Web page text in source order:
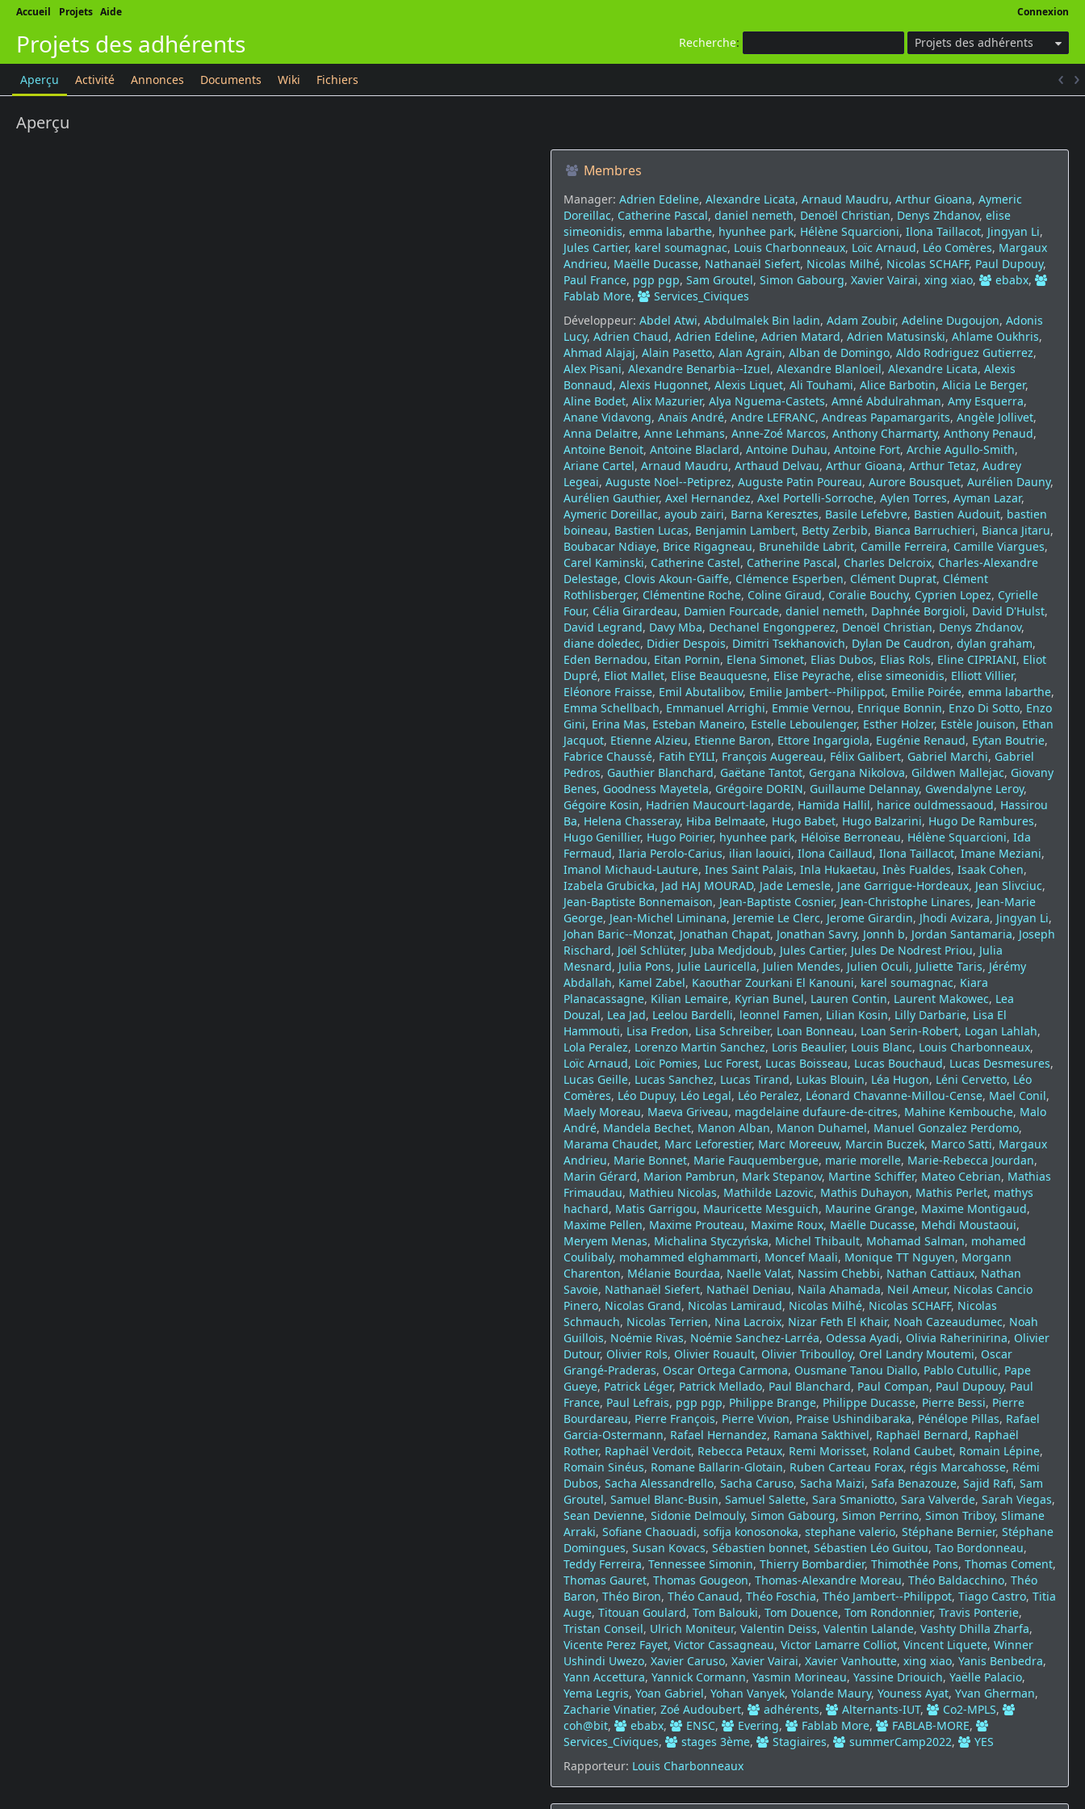
Connexion
Accueil Projets Aide
Recherche: Projets des adhérents
Projets des adhérents
Aperçu Activité Annonces Documents Wiki Fichiers
Aperçu
Membres
Manager: Adrien Edeline, Alexandre Licata, Arnaud Maudru, Arthur Gioana, Aymeric
Doreillac, Catherine Pascal, daniel nemeth, Denoël Christian, Denys Zhdanov, elise
simeonidis, emma labarthe, hyunhee park, Hélène Squarcioni, Ilona Taillacot, Jingyan Li,
Jules Cartier, karel soumagnac, Louis Charbonneaux, Loïc Arnaud, Léo Comères, Margaux
Andrieu, Maëlle Ducasse, Nathanaël Siefert, Nicolas Milhé, Nicolas SCHAFF, Paul Dupouy,
Paul France, pgp pgp, Sam Groutel, Simon Gabourg, Xavier Vairai, xing xiao, ebabx,
Fablab More,
Services_Civiques
Développeur: Abdel Atwi, Abdulmalek Bin ladin, Adam Zoubir, Adeline Dugoujon, Adonis
Lucy, Adrien Chaud, Adrien Edeline, Adrien Matard, Adrien Matusinski, Ahlame Oukhris,
Ahmad Alajaj, Alain Pasetto, Alan Agrain, Alban de Domingo, Aldo Rodriguez Gutierrez,
Alex Pisani, Alexandre Benarbia--Izuel, Alexandre Blanloeil, Alexandre Licata, Alexis
Bonnaud, Alexis Hugonnet, Alexis Liquet, Ali Touhami, Alice Barbotin, Alicia Le Berger,
Aline Bodet, Alix Mazurier, Alya Nguema-Castets, Amné Abdulrahman, Amy Esquerra,
Anane Vidavong, Anaïs André, Andre LEFRANC, Andreas Papamargarits, Angèle Jollivet,
Anna Delaitre, Anne Lehmans, Anne-Zoé Marcos, Anthony Charmarty, Anthony Penaud,
Antoine Benoit, Antoine Blaclard, Antoine Duhau, Antoine Fort, Archie Agullo-Smith,
Ariane Cartel, Arnaud Maudru, Arthaud Delvau, Arthur Gioana, Arthur Tetaz, Audrey
Legeai, Auguste Noel--Petiprez, Auguste Patin Poureau, Aurore Bousquet, Aurélien Dauny,
Aurélien Gauthier, Axel Hernandez, Axel Portelli-Sorroche, Aylen Torres, Ayman Lazar,
Aymeric Doreillac, ayoub zairi, Barna Keresztes, Basile Lefebvre, Bastien Audouit, bastien
boineau, Bastien Lucas, Benjamin Lambert, Betty Zerbib, Bianca Barruchieri, Bianca Jitaru,
Boubacar Ndiaye, Brice Rigagneau, Brunehilde Labrit, Camille Ferreira, Camille Viargues,
Carel Kaminski, Catherine Castel, Catherine Pascal, Charles Delcroix, Charles-Alexandre
Delestage, Clovis Akoun-Gaiffe, Clémence Esperben, Clément Duprat, Clément
Rothlisberger, Clémentine Roche, Coline Giraud, Coralie Bouchy, Cyprien Lopez, Cyrielle
Four, Célia Girardeau, Damien Fourcade, daniel nemeth, Daphnée Borgioli, David D'Hulst,
David Legrand, Davy Mba, Dechanel Engongperez, Denoël Christian, Denys Zhdanov,
diane doledec, Didier Despois, Dimitri Tsekhanovich, Dylan De Caudron, dylan graham,
Eden Bernadou, Eitan Pornin, Elena Simonet, Elias Dubos, Elias Rols, Eline CIPRIANI, Eliot
Dupré, Eliot Mallet, Elise Beauquesne, Elise Peyrache, elise simeonidis, Elliott Villier,
Eléonore Fraisse, Emil Abutalibov, Emilie Jambert--Philippot, Emilie Poirée, emma labarthe,
Emma Schellbach, Emmanuel Arrighi, Emmie Vernou, Enrique Bonnin, Enzo Di Sotto, Enzo
Gini, Erina Mas, Esteban Maneiro, Estelle Leboulenger, Esther Holzer, Estèle Jouison, Ethan
Jacquot, Etienne Alzieu, Etienne Baron, Ettore Ingargiola, Eugénie Renaud, Eytan Boutrie,
Fabrice Chaussé, Fatih EYILI, François Augereau, Félix Galibert, Gabriel Marchi, Gabriel
Pedros, Gauthier Blanchard, Gaëtane Tantot, Gergana Nikolova, Gildwen Mallejac, Giovany
Benes, Goodness Mayetela, Grégoire DORIN, Guillaume Delannay, Gwendalyne Leroy,
Gégoire Kosin, Hadrien Maucourt-lagarde, Hamida Hallil, harice ouldmessaoud, Hassirou
Ba, Helena Chasseray, Hiba Belmaate, Hugo Babet, Hugo Balzarini, Hugo De Rambures,
Hugo Genillier, Hugo Poirier, hyunhee park, Héloïse Berroneau, Hélène Squarcioni, Ida
Fermaud, Ilaria Perolo-Carius, ilian laouici, Ilona Caillaud, Ilona Taillacot, Imane Meziani,
Imanol Michaud-Lauture, Ines Saint Palais, Inla Hukaetau, Inès Fualdes, Isaak Cohen,
Izabela Grubicka, Jad HAJ MOURAD, Jade Lemesle, Jane Garrigue-Hordeaux, Jean Slivciuc,
Jean-Baptiste Bonnemaison, Jean-Baptiste Cosnier, Jean-Christophe Linares, Jean-Marie
George, Jean-Michel Liminana, Jeremie Le Clerc, Jerome Girardin, Jhodi Avizara, Jingyan Li,
Johan Baric--Monzat, Jonathan Chapat, Jonathan Savry, Jonnh b, Jordan Santamaria, Joseph
Rischard, Joël Schlüter, Juba Medjdoub, Jules Cartier, Jules De Nodrest Priou, Julia
Mesnard, Julia Pons, Julie Lauricella, Julien Mendes, Julien Oculi, Juliette Taris, Jérémy
Abdallah, Kamel Zabel, Kaouthar Zourkani El Kanouni, karel soumagnac, Kiara
Planacassagne, Kilian Lemaire, Kyrian Bunel, Lauren Contin, Laurent Makowec, Lea
Douzal, Lea Jad, Leelou Bardelli, leonnel Famen, Lilian Kosin, Lilly Darbarie, Lisa El
Hammouti, Lisa Fredon, Lisa Schreiber, Loan Bonneau, Loan Serin-Robert, Logan Lahlah,
Lola Peralez, Lorenzo Martin Sanchez, Loris Beaulier, Louis Blanc, Louis Charbonneaux,
Loïc Arnaud, Loïc Pomies, Luc Forest, Lucas Boisseau, Lucas Bouchaud, Lucas Desmesures,
Lucas Geille, Lucas Sanchez, Lucas Tirand, Lukas Blouin, Léa Hugon, Léni Cervetto, Léo
Comères, Léo Dupuy, Léo Legal, Léo Peralez, Léonard Chavanne-Millou-Cense, Mael Conil,
Maely Moreau, Maeva Griveau, magdelaine dufaure-de-citres, Mahine Kembouche, Malo
André, Mandela Bechet, Manon Alban, Manon Duhamel, Manuel Gonzalez Perdomo,
Marama Chaudet, Marc Leforestier, Marc Moreeuw, Marcin Buczek, Marco Satti, Margaux
Andrieu, Marie Bonnet, Marie Fauquembergue, marie morelle, Marie-Rebecca Jourdan,
Marin Gérard, Marion Pambrun, Mark Stepanov, Martine Schiffer, Mateo Cebrian, Mathias
Frimaudau, Mathieu Nicolas, Mathilde Lazovic, Mathis Duhayon, Mathis Perlet, mathys
hachard, Matis Garrigou, Mauricette Mesguich, Maurine Grange, Maxime Montigaud,
Maxime Pellen, Maxime Prouteau, Maxime Roux, Maëlle Ducasse, Mehdi Moustaoui,
Meryem Menas, Michalina Styczyńska, Michel Thibault, Mohamad Salman, mohamed
Coulibaly, mohammed elghammarti, Moncef Maali, Monique TT Nguyen, Morgann
Charenton, Mélanie Bourdaa, Naelle Valat, Nassim Chebbi, Nathan Cattiaux, Nathan
Savoie, Nathanaël Siefert, Nathaël Deniau, Naïla Ahamada, Neil Ameur, Nicolas Cancio
Pinero, Nicolas Grand, Nicolas Lamiraud, Nicolas Milhé, Nicolas SCHAFF, Nicolas
Schmauch, Nicolas Terrien, Nina Lacroix, Nizar Feth El Khair, Noah Cazeaudumec, Noah
Guillois, Noémie Rivas, Noémie Sanchez-Larréa, Odessa Ayadi, Olivia Raherinirina, Olivier
Dutour, Olivier Rols, Olivier Rouault, Olivier Triboulloy, Orel Landry Moutemi, Oscar
Grangé-Praderas, Oscar Ortega Carmona, Ousmane Tanou Diallo, Pablo Cutullic, Pape
Gueye, Patrick Léger, Patrick Mellado, Paul Blanchard, Paul Compan, Paul Dupouy, Paul
France, Paul Lefrais, pgp pgp, Philippe Brange, Philippe Ducasse, Pierre Bessi, Pierre
Bourdareau, Pierre François, Pierre Vivion, Praise Ushindibaraka, Pénélope Pillas, Rafael
Garcia-Ostermann, Rafael Hernandez, Ramana Sakthivel, Raphaël Bernard, Raphaël
Rother, Raphaël Verdoit, Rebecca Petaux, Remi Morisset, Roland Caubet, Romain Lépine,
Romain Sinéus, Romane Ballarin-Glotain, Ruben Carteau Forax, régis Marcahosse, Rémi
Dubos, Sacha Alessandrello, Sacha Caruso, Sacha Maizi, Safa Benazouze, Sajid Rafi, Sam
Groutel, Samuel Blanc-Busin, Samuel Salette, Sara Smaniotto, Sara Valverde, Sarah Viegas,
Sean Devienne, Sidonie Delmouly, Simon Gabourg, Simon Perrino, Simon Triboy, Slimane
Arraki, Sofiane Chaouadi, sofija konosonoka, stephane valerio, Stéphane Bernier, Stéphane
Domingues, Susan Kovacs, Sébastien bonnet, Sébastien Léo Guitou, Tao Bordonneau,
Teddy Ferreira, Tennessee Simonin, Thierry Bombardier, Thimothée Pons, Thomas Coment,
Thomas Gauret, Thomas Gougeon, Thomas-Alexandre Moreau, Théo Baldacchino, Théo
Baron, Théo Biron, Théo Canaud, Théo Foschia, Théo Jambert--Philippot, Tiago Castro, Titia
Auge, Titouan Goulard, Tom Balouki, Tom Douence, Tom Rondonnier, Travis Ponterie,
Tristan Conseil, Ulrich Moniteur, Valentin Deiss, Valentin Lalande, Vashty Dhilla Zharfa,
Vicente Perez Fayet, Victor Cassagneau, Victor Lamarre Colliot, Vincent Liquete, Winner
Ushindi Uwezo, Xavier Caruso, Xavier Vairai, Xavier Vanhoutte, xing xiao, Yanis Benbedra,
Yann Accettura, Yannick Cormann, Yasmin Morineau, Yassine Driouich, Yaëlle Palacio,
Yema Legris, Yoan Gabriel, Yohan Vanyek, Yolande Maury, Youness Ayat, Yvan Gherman,
Zacharie Vinatier, Zoé Audoubert, adhérents, Alternants-IUT, Co2-MPLS,
coh@bit, ebabx, ENSC, Evering, Fablab More, FABLAB-MORE,
Services_Civiques, stages 3ème, Stagiaires, summerCamp2022,
YES
Rapporteur: Louis Charbonneaux